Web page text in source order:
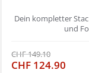
Dein kompletter
und
CHF149.10
Ursprünglicher
CHF 124.90